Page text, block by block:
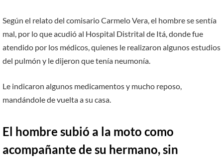
Según el relato del comisario Carmelo Vera, el hombre se sentía
mal, por lo que acudió al Hospital Distrital de Itá, donde fue
atendido por los médicos, quienes le realizaron algunos estudios
del pulmón y le dijeron que tenía neumonía.
Le indicaron algunos medicamentos y mucho reposo,
mandándole de vuelta a su casa.
El hombre subió a la moto como
acompañante de su hermano, sin